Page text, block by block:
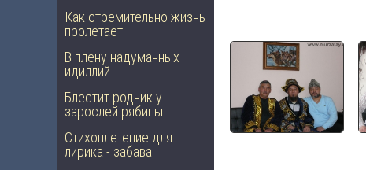
Как стремительно жизнь
пролетает!
В плену надуманных
идиллий
Блестит родник у
зарослей рябины
Стихоплетение для
лирика - забава